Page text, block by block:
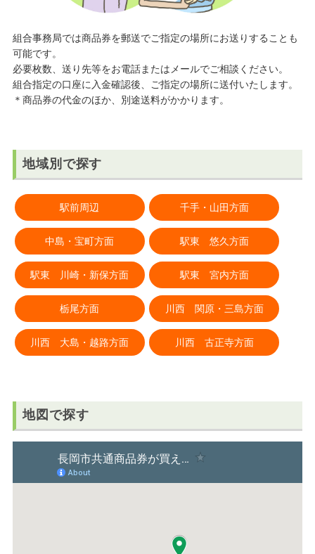
組合事務局では商品券を郵送でご指定の場所にお送りすることも
可能です。
必要枚数、送り先等をお電話またはメールでご相談ください。
組合指定の口座に入金確認後、ご指定の場所に送付いたします。
＊商品券の代金のほか、別途送料がかかります。
地域別で探す
駅前周辺 千手・山田方面
中島・宝町方面 駅東 悠久方面
駅東 川崎・新保方面 駅東 宮内方面
栃尾方面 川西 関原・三島方面
川西 大島・越路方面 川西 古正寺方面
地図で探す